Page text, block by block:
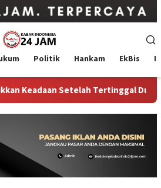
Politik Hankam EkBis
Setelah Tertinggal Dua Set